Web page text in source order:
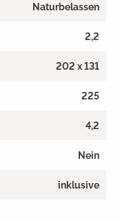
Naturbelassen
2,2
202 x 131
225
4,2
Nein
inklusive